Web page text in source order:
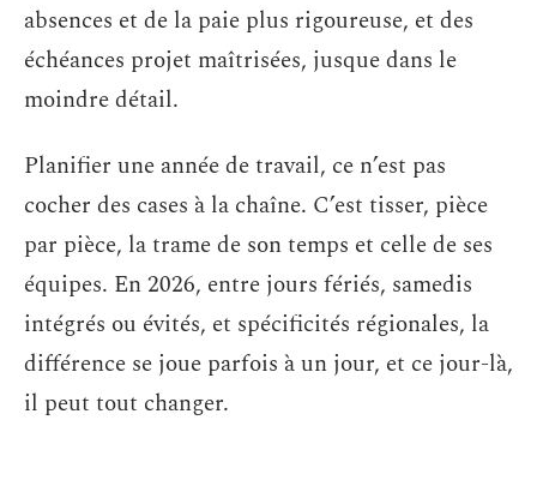
absences et de la paie plus rigoureuse, et des
échéances projet maîtrisées, jusque dans le
moindre détail.
Planifier une année de travail, ce n’est pas
cocher des cases à la chaîne. C’est tisser, pièce
par pièce, la trame de son temps et celle de ses
équipes. En 2026, entre jours fériés, samedis
intégrés ou évités, et spécificités régionales, la
différence se joue parfois à un jour, et ce jour-là,
il peut tout changer.